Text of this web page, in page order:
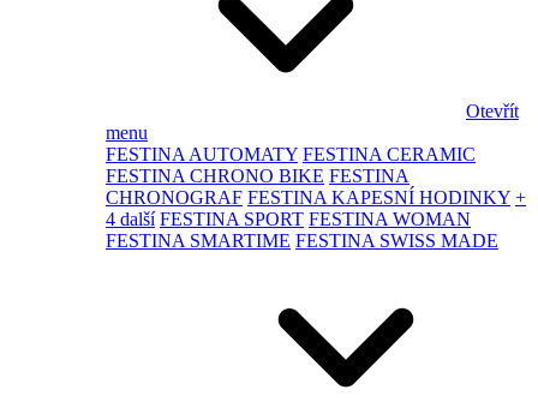
Otevřít
menu
FESTINA AUTOMATY FESTINA CERAMIC
FESTINA CHRONO BIKE FESTINA
CHRONOGRAF FESTINA KAPESNÍ HODINKY +
4 další FESTINA SPORT FESTINA WOMAN
FESTINA SMARTIME FESTINA SWISS MADE